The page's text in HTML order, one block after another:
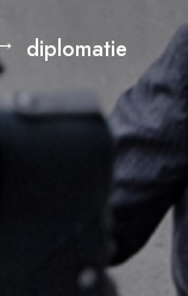
diplomatie